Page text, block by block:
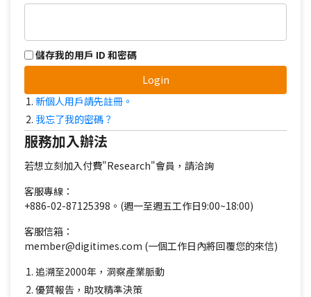
儲存我的用戶 ID 和密碼
Login
新個人用戶請先註冊。
我忘了我的密碼？
服務加入辦法
若想立刻加入付費"Research"會員，請洽詢
客服專線：
+886-02-87125398。(週一至週五工作日9:00~18:00)
客服信箱：
member@digitimes.com (一個工作日內將回覆您的來信)
追溯至2000年，洞察產業脈動
優質報告，助攻精準決策